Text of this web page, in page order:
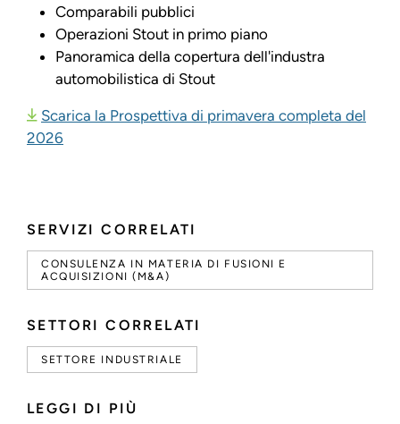
SERVIZI CORRELATI
CONSULENZA IN MATERIA DI FUSIONI E
ACQUISIZIONI (M&A)
SETTORI CORRELATI
SETTORE INDUSTRIALE
LEGGI DI PIÙ
Comparabili pubblici
Operazioni Stout in primo piano
Panoramica della copertura dell'industra
automobilistica di Stout
Scarica la Prospettiva di primavera completa del
2026